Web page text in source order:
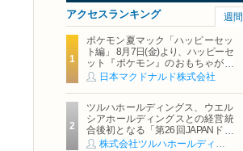
アクセスランキング 週間
ポケモン夏マック「ハッピーセッ
ト編」 8月7日(金)より、ハッピーセ
ット『ポケモン』のおもちゃが期
間限定登場
日本マクドナルド株式会社
ツルハホールディングス、ウエル
シアホールディングスとの経営統
合後初となる「第26回JAPANドラ
ッグストアショー」に出展
株式会社ツルハホールディングス